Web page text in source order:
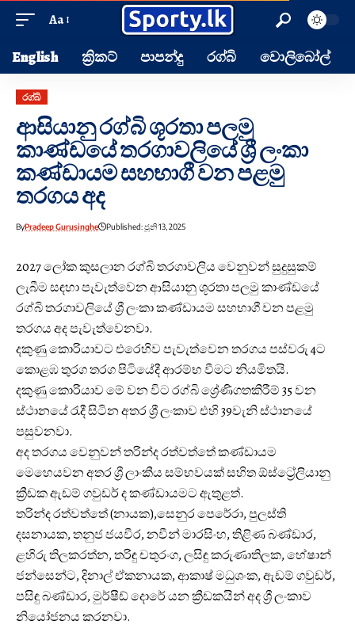
Aa
English ක්‍රිකට් පාපන්දු රග්බි වොලිබෝල්
රග්බි
ආසියානු රග්බි ශූරතා පලමු
කාණ්ඩයේ තරගාවලියේ ශ්‍රී ලංකා
කණ්ඩායම සහභාගී වන පළමු
තරගය අද
ByPradeep Gurusinghe Published: ජූනි 13, 2025
2027 ලෝක කුසලාන රග්බි තරගාවලිය වෙනුවන් සුදුසුකම්
ලැබීම සඳහා පැවැත්වෙන ආසියානු ශූරතා පලමු කාණ්ඩයේ
රග්බි තරගාවලියේ ශ්‍රී ලංකා කණ්ඩායම සහභාගී වන පළමු
තරගය අද පැවැත්වෙනවා.
දකුණු කොරියාවට එරෙහිව පැවැත්වෙන තරගය පස්වරු 4ට
කොළඹ තුරග තරග පිටියේදී ආරම්භ වීමට නියමිතයි.
දකුණු කොරියාව මේ වන විට රග්බි ශ්‍රේණිගතකිරීම් 35 වන
ස්ථානයේ රැදී සිටින අතර ශ්‍රී ලංකාව එහි 39වැනි ස්ථානයේ
පසුවනවා.
අද තරගය වෙනුවන් තරින්ද රත්වත්තේ කණ්ඩායම
මෙහෙයවන අතර ශ්‍රී ලාංකීය සම්භවයක් සහිත ඕස්ට්‍රේලියානු
ක්‍රීඩක ඇඩම් ගවුඩර් ද කණ්ඩායමට ඇතුළත්.
තරින්ද රත්වත්තේ (නායක),සෙනුර පෙරේරා, පුලස්ති
දසනායක, තනුජ ජයවීර, නවීන් මාරසිංහ, තිළිණ බණ්ඩාර,
ළහිරු තිලකරත්න, තරිඳු චතුරංග, ලසිඳු කරුණාතිලක, හේෂාන්
ජන්සෙන්ට, දිනාල් ඒකනායක, ආකාෂ් මධුශංක, ඇඩම් ගවුඩර්,
පසිඳු බණ්ඩාර, මුර්ෂීඩ් දොරේ යන ක්‍රීඩකයින් අද ශ්‍රී ලංකාව
නියෝජනය කරනවා.